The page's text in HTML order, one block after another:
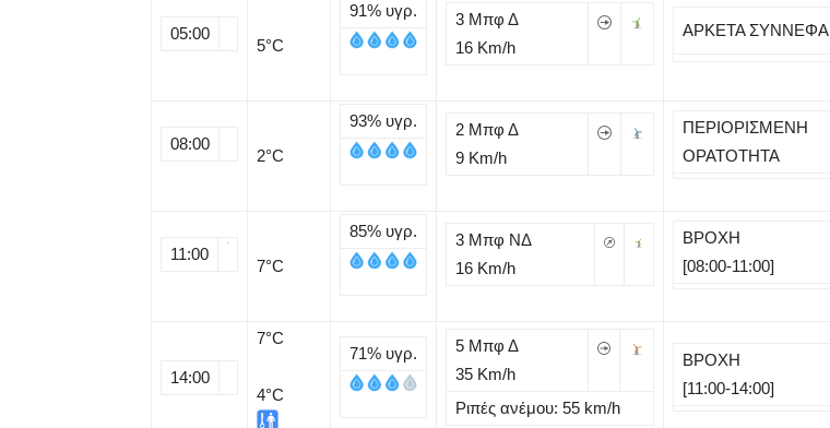
05:00
5°C
91% υγρ.
3 Μπφ Δ
16 Km/h
ΑΡΚΕΤΑ ΣΥΝΝΕΦΑ
08:00
2°C
93% υγρ.
2 Μπφ Δ
9 Km/h
ΠΕΡΙΟΡΙΣΜΕΝΗ
ΟΡΑΤΟΤΗΤΑ
11:00
7°C
85% υγρ.
3 Μπφ ΝΔ
16 Km/h
ΒΡΟΧΗ
[08:00-11:00]
14:00
7°C
4°C
71% υγρ.
5 Μπφ Δ
35 Km/h
Ριπές ανέμου: 55 km/h
ΒΡΟΧΗ
[11:00-14:00]